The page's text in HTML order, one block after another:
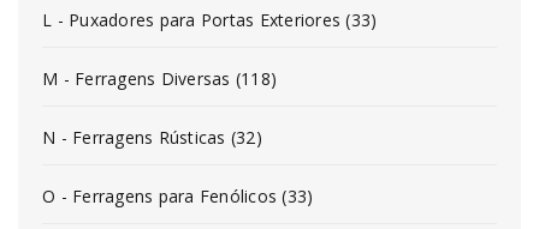
L - Puxadores para Portas Exteriores (33)
M - Ferragens Diversas (118)
N - Ferragens Rústicas (32)
O - Ferragens para Fenólicos (33)